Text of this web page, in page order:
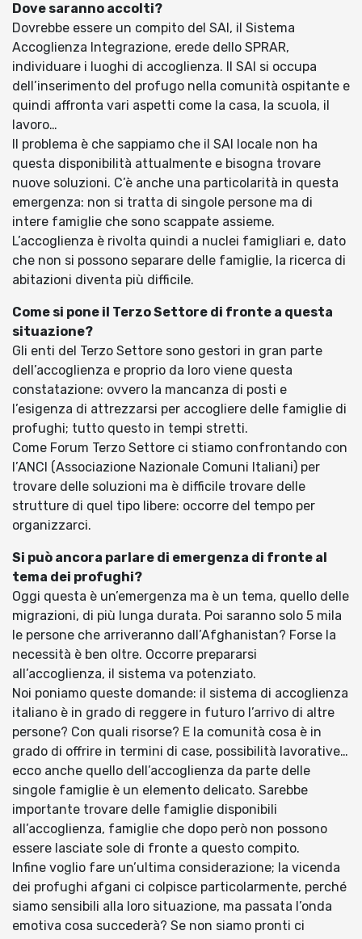
Dove saranno accolti?
Dovrebbe essere un compito del SAI, il Sistema
Accoglienza Integrazione, erede dello SPRAR,
individuare i luoghi di accoglienza. Il SAI si occupa
dell’inserimento del profugo nella comunità ospitante e
quindi affronta vari aspetti come la casa, la scuola, il
lavoro…
Il problema è che sappiamo che il SAI locale non ha
questa disponibilità attualmente e bisogna trovare
nuove soluzioni. C’è anche una particolarità in questa
emergenza: non si tratta di singole persone ma di
intere famiglie che sono scappate assieme.
L’accoglienza è rivolta quindi a nuclei famigliari e, dato
che non si possono separare delle famiglie, la ricerca di
abitazioni diventa più difficile.
Come si pone il Terzo Settore di fronte a questa
situazione?
Gli enti del Terzo Settore sono gestori in gran parte
dell’accoglienza e proprio da loro viene questa
constatazione: ovvero la mancanza di posti e
l’esigenza di attrezzarsi per accogliere delle famiglie di
profughi; tutto questo in tempi stretti.
Come Forum Terzo Settore ci stiamo confrontando con
l’ANCI (Associazione Nazionale Comuni Italiani) per
trovare delle soluzioni ma è difficile trovare delle
strutture di quel tipo libere: occorre del tempo per
organizzarci.
Si può ancora parlare di emergenza di fronte al
tema dei profughi?
Oggi questa è un’emergenza ma è un tema, quello delle
migrazioni, di più lunga durata. Poi saranno solo 5 mila
le persone che arriveranno dall’Afghanistan? Forse la
necessità è ben oltre. Occorre prepararsi
all’accoglienza, il sistema va potenziato.
Noi poniamo queste domande: il sistema di accoglienza
italiano è in grado di reggere in futuro l’arrivo di altre
persone? Con quali risorse? E la comunità cosa è in
grado di offrire in termini di case, possibilità lavorative…
ecco anche quello dell’accoglienza da parte delle
singole famiglie è un elemento delicato. Sarebbe
importante trovare delle famiglie disponibili
all’accoglienza, famiglie che dopo però non possono
essere lasciate sole di fronte a questo compito.
Infine voglio fare un’ultima considerazione; la vicenda
dei profughi afgani ci colpisce particolarmente, perché
siamo sensibili alla loro situazione, ma passata l’onda
emotiva cosa succederà? Se non siamo pronti ci